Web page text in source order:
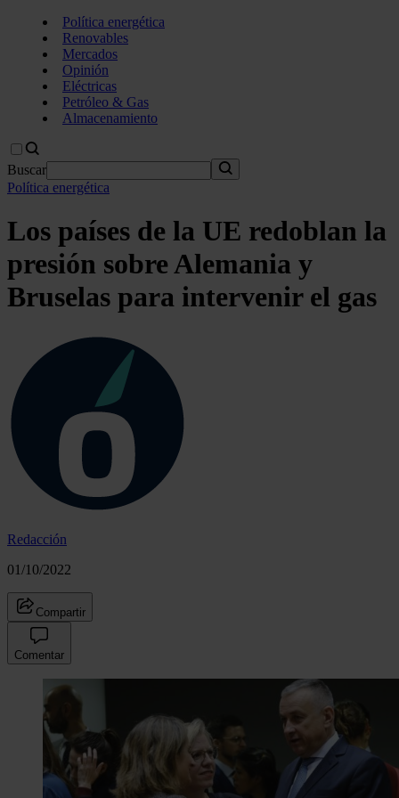
Política energética
Renovables
Mercados
Opinión
Eléctricas
Petróleo & Gas
Almacenamiento
Buscar
Política energética
Los países de la UE redoblan la
presión sobre Alemania y
Bruselas para intervenir el gas
Redacción
01/10/2022
Compartir
Comentar